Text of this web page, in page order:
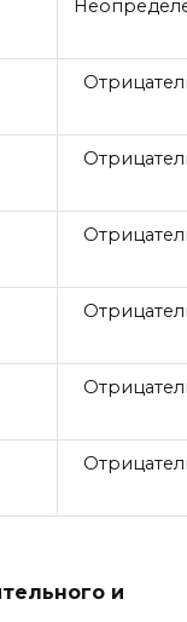
и